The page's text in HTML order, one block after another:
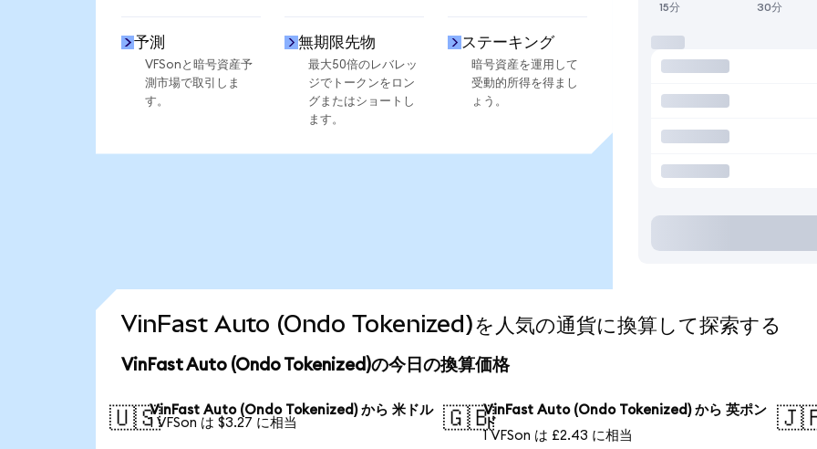
予測
VFSonと暗号資産予
測市場で取引しま
す。
無期限先物
最大50倍のレバレッ
ジでトークンをロン
グまたはショートし
ます。
ステーキング
暗号資産を運用して
受動的所得を得まし
ょう。
15分 30分
VinFast Auto (Ondo Tokenized)を人気の通貨に換算して探索する
VinFast Auto (Ondo Tokenized)の今日の換算価格
🇺🇸VinFast Auto (Ondo Tokenized) から 米ドル
1 VFSon は $3.27 に相当
🇬🇧VinFast Auto (Ondo Tokenized) から 英ポン
ド
1 VFSon は £2.43 に相当